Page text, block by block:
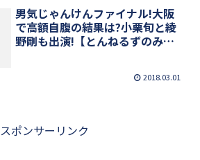
男気じゃんけんファイナル!大阪
で高額自腹の結果は?小栗旬と綾
野剛も出演!【とんねるずのみな
2018.03.01
スポンサーリンク